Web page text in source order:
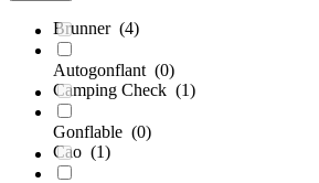
Brunner (4)
Camping Check (1)
Cao (1)
Autogonflant (0)
Gonflable (0)